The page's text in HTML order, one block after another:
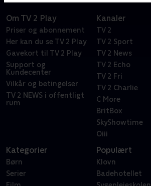
Om TV 2 Play
Priser og abonnement
Her kan du se TV 2 Play
Gavekort til TV 2 Play
Support og
Kundecenter
Vilkår og betingelser
TV 2 NEWS i offentligt
rum
Kanaler
TV 2
TV 2 Sport
TV 2 News
TV 2 Echo
TV 2 Fri
TV 2 Charlie
C More
BritBox
SkyShowtime
Oiii
Kategorier
Børn
Serier
Populært
Klovn
Badehotellet